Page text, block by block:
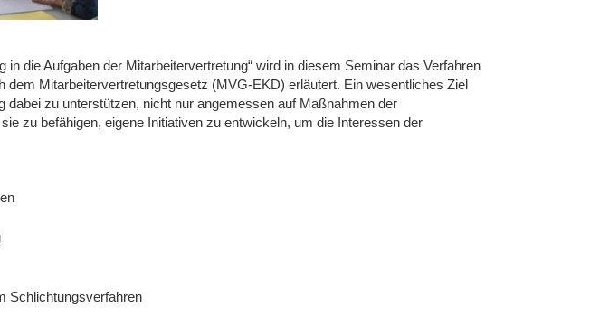
die Aufgaben der Mitarbeitervertretung“ wird in diesem Seminar das Verfahren
dem Mitarbeitervertretungsgesetz (MVG-EKD) erläutert. Ein wesentliches Ziel
dabei zu unterstützen, nicht nur angemessen auf Maßnahmen der
zu befähigen, eigene Initiativen zu entwickeln, um die Interessen der
Schlichtungsverfahren